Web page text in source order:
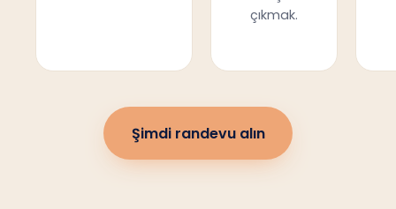
çıkmak.
Şimdi randevu alın